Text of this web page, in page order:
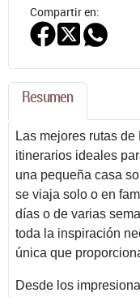
Compartir en:
Resumen
Las mejores rutas
itinerarios ideales
una pequeña casa
se viaja solo o en
días o de varias
toda la inspiración
única que
Desde los